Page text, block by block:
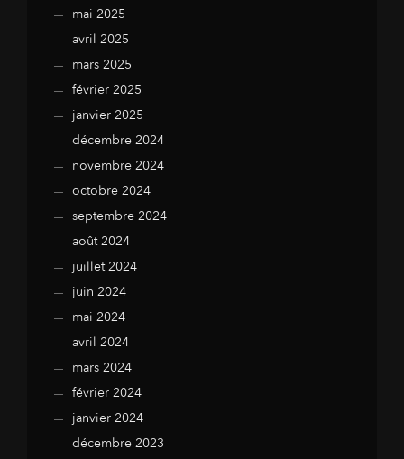
mai 2025
avril 2025
mars 2025
février 2025
janvier 2025
décembre 2024
novembre 2024
octobre 2024
septembre 2024
août 2024
juillet 2024
juin 2024
mai 2024
avril 2024
mars 2024
février 2024
janvier 2024
décembre 2023